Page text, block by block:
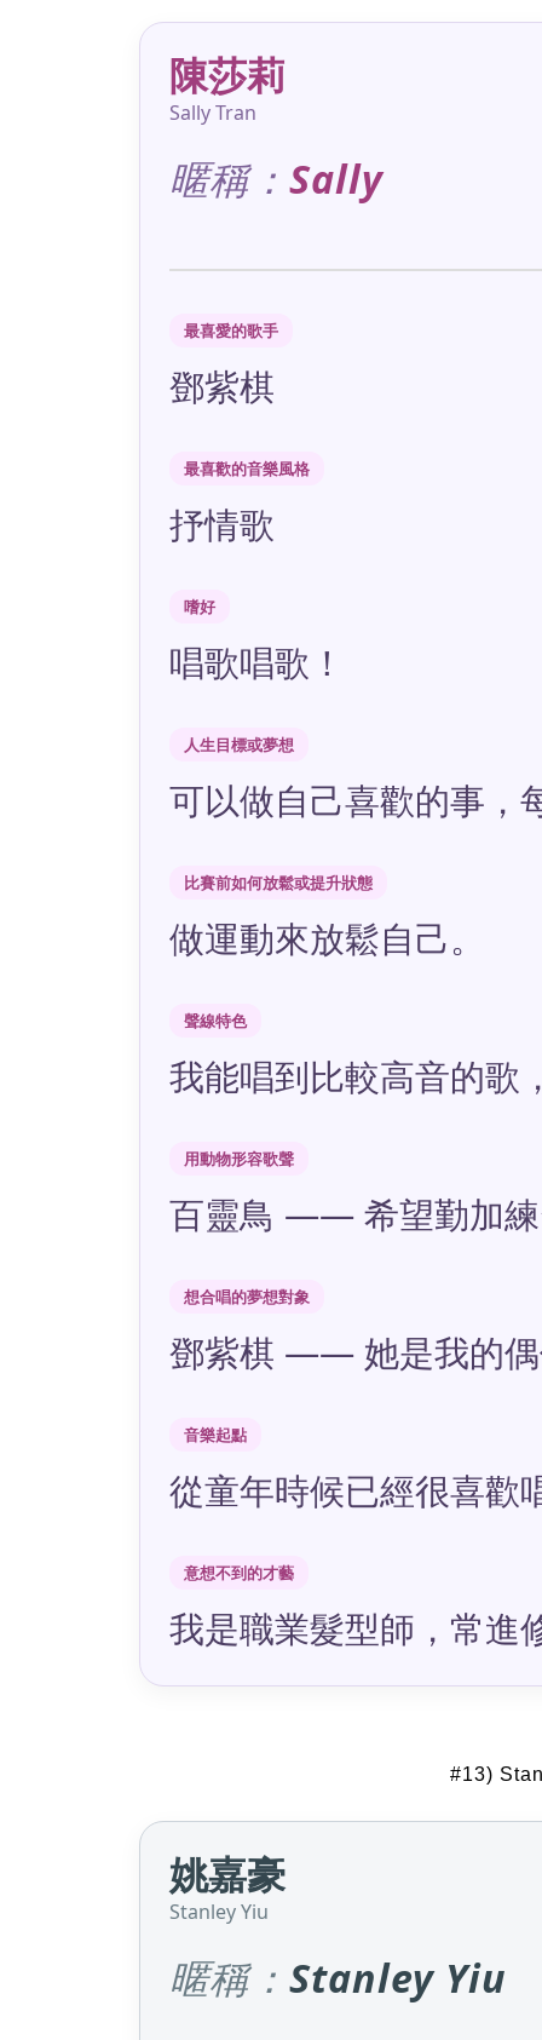
陳莎莉
Sally Tran
暱稱： Sally
最喜愛的歌手
鄧紫棋
最喜歡的音樂風格
抒情歌
嗜好
唱歌唱歌！
人生目標或夢想
可以做自己喜歡的事，
比賽前如何放鬆或提升狀態
做運動來放鬆自己。
聲線特色
我能唱到比較高音的歌
用動物形容歌聲
百靈鳥 —— 希望勤加練
想合唱的夢想對象
鄧紫棋 —— 她是我的
音樂起點
從童年時候已經很喜歡
意想不到的才藝
我是職業髮型師，常進
#13)
姚嘉豪
Stanley Yiu
暱稱： Stanley Yiu